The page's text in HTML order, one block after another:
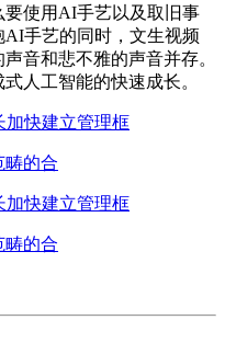
使用AI手艺以及取旧事
手艺的同时，文生视频
音和悲不雅的声音并存。
人工智能的快速成长。
加快建立管理框
畴的合
加快建立管理框
畴的合